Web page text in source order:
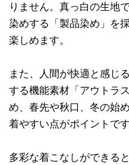
りません。真っ白の生地
染めする「製品染め」を
楽しめます。
また、人間が快適と感じ
する機能素材「アウトラ
め、春先や秋口、冬の始
着やすい点がポイントです
多彩な着こなしができる